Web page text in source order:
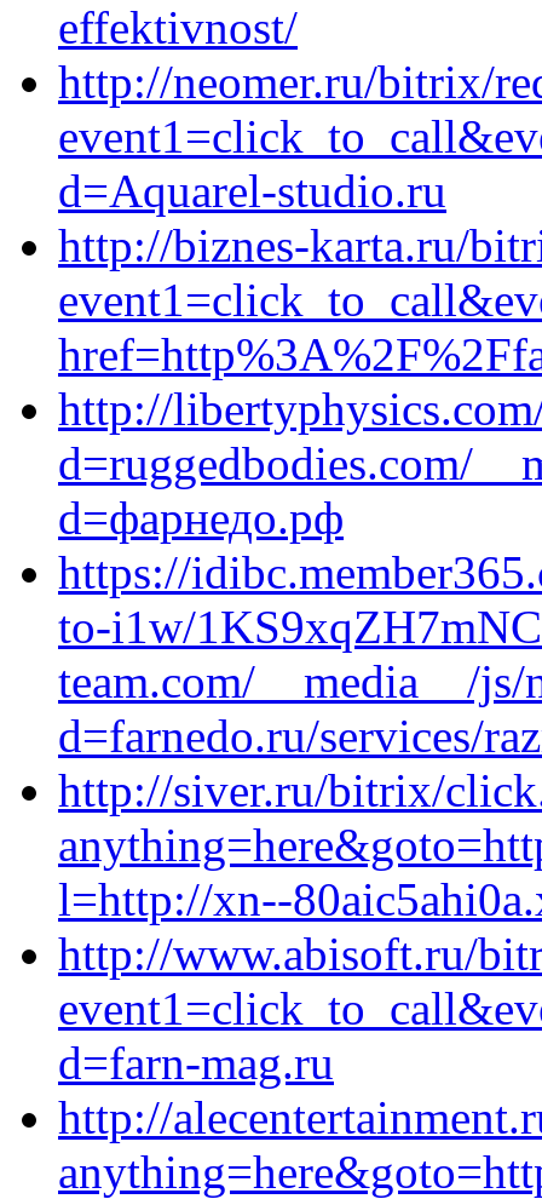
effektivnost/
http://neomer.ru/bitrix/
d=Aquarel-studio.ru
http://biznes-karta.ru/
http://
d=ruggedbodies.com/
d=фарнедо.рф
https://
to-i1w/
team.com/__media__/
d=farnedo.ru/services/
http://siver.ru/bitrix/
l=http://xn--
http://www.abisoft.ru/
d=farn-mag.ru
http://